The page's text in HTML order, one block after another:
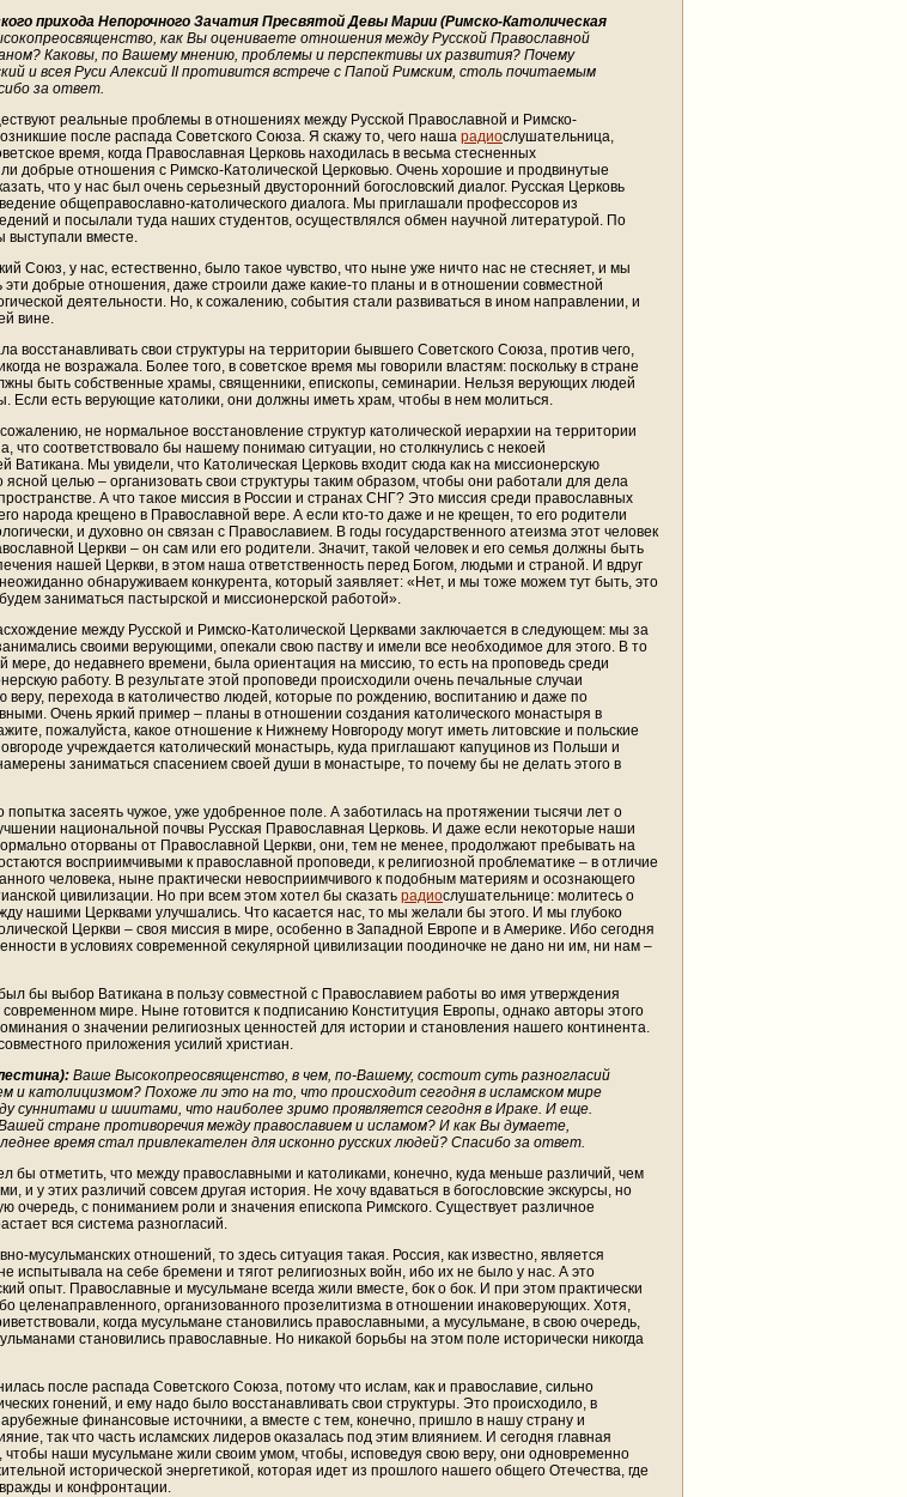
прихода Непорочного Зачатия Пресвятой Девы Марии (Римско-Католическая
как Вы оцениваете отношения между Русской Православной
Каковы, по Вашему мнению, проблемы и перспективы их развития? Почему
и всея Руси Алексий II противится встрече с Папой Римским, столь почитаемым
за ответ.
реальные проблемы в отношениях между Русской Православной и Римско-
после распада Советского Союза. Я скажу то, чего наша радиослушательница,
время, когда Православная Церковь находилась в весьма стесненных
добрые отношения с Римско-Католической Церковью. Очень хорошие и продвинутые
что у нас был очень серьезный двусторонний богословский диалог. Русская Церковь
общеправославно-католического диалога. Мы приглашали профессоров из
и посылали туда наших студентов, осуществлялся обмен научной литературой. По
вместе.
Союз, у нас, естественно, было такое чувство, что ныне уже ничто нас не стесняет, и мы
эти добрые отношения, даже строили даже какие-то планы и в отношении совместной
деятельности. Но, к сожалению, события стали развиваться в ином направлении, и
вине.
восстанавливать свои структуры на территории бывшего Советского Союза, против чего,
не возражала. Более того, в советское время мы говорили властям: поскольку в стране
быть собственные храмы, священники, епископы, семинарии. Нельзя верующих людей
Если есть верующие католики, они должны иметь храм, чтобы в нем молиться.
не нормальное восстановление структур католической иерархии на территории
что соответствовало бы нашему понимаю ситуации, но столкнулись с некоей
Ватикана. Мы увидели, что Католическая Церковь входит сюда как на миссионерскую
целью – организовать свои структуры таким образом, чтобы они работали для дела
А что такое миссия в России и странах СНГ? Это миссия среди православных
народа крещено в Православной вере. А если кто-то даже и не крещен, то его родители
и духовно он связан с Православием. В годы государственного атеизма этот человек
Церкви – он сам или его родители. Значит, такой человек и его семья должны быть
нашей Церкви, в этом наша ответственность перед Богом, людьми и страной. И вдруг
обнаруживаем конкурента, который заявляет: «Нет, и мы тоже можем тут быть, это
заниматься пастырской и миссионерской работой».
между Русской и Римско-Католической Церквами заключается в следующем: мы за
своими верующими, опекали свою паству и имели все необходимое для этого. В то
мере, до недавнего времени, была ориентация на миссию, то есть на проповедь среди
работу. В результате этой проповеди происходили очень печальные случаи
веру, перехода в католичество людей, которые по рождению, воспитанию и даже по
Очень яркий пример – планы в отношении создания католического монастыря в
пожалуйста, какое отношение к Нижнему Новгороду могут иметь литовские и польские
учреждается католический монастырь, куда приглашают капуцинов из Польши и
заниматься спасением своей души в монастыре, то почему бы не делать этого в
попытка засеять чужое, уже удобренное поле. А заботилась на протяжении тысячи лет о
национальной почвы Русская Православная Церковь. И даже если некоторые наши
оторваны от Православной Церкви, они, тем не менее, продолжают пребывать на
восприимчивыми к православной проповеди, к религиозной проблематике – в отличие
человека, ныне практически невосприимчивого к подобным материям и осознающего
цивилизации. Но при всем этом хотел бы сказать радиослушательнице: молитесь о
нашими Церквами улучшались. Что касается нас, то мы желали бы этого. И мы глубоко
Церкви – своя миссия в мире, особенно в Западной Европе и в Америке. Ибо сегодня
в условиях современной секулярной цивилизации поодиночке не дано ни им, ни нам –
бы выбор Ватикана в пользу совместной с Православием работы во имя утверждения
современном мире. Ныне готовится к подписанию Конституция Европы, однако авторы этого
о значении религиозных ценностей для истории и становления нашего континента.
приложения усилий христиан.
Ваше Высокопреосвященство, в чем, по-Вашему, состоит суть разногласий
и католицизмом? Похоже ли это на то, что происходит сегодня в исламском мире
суннитами и шиитами, что наиболее зримо проявляется сегодня в Ираке. И еще.
стране противоречия между православием и исламом? И как Вы думаете,
время стал привлекателен для исконно русских людей? Спасибо за ответ.
бы отметить, что между православными и католиками, конечно, куда меньше различий, чем
и у этих различий совсем другая история. Не хочу вдаваться в богословские экскурсы, но
очередь, с пониманием роли и значения епископа Римского. Существует различное
вся система разногласий.
мусульманских отношений, то здесь ситуация такая. Россия, как известно, является
испытывала на себе бремени и тягот религиозных войн, ибо их не было у нас. А это
опыт. Православные и мусульмане всегда жили вместе, бок о бок. И при этом практически
целенаправленного, организованного прозелитизма в отношении инаковерующих. Хотя,
когда мусульмане становились православными, а мусульмане, в свою очередь,
становились православные. Но никакой борьбы на этом поле исторически никогда
после распада Советского Союза, потому что ислам, как и православие, сильно
гонений, и ему надо было восстанавливать свои структуры. Это происходило, в
финансовые источники, а вместе с тем, конечно, пришло в нашу страну и
так что часть исламских лидеров оказалась под этим влиянием. И сегодня главная
чтобы наши мусульмане жили своим умом, чтобы, исповедуя свою веру, они одновременно
исторической энергетикой, которая идет из прошлого нашего общего Отечества, где
и конфронтации.